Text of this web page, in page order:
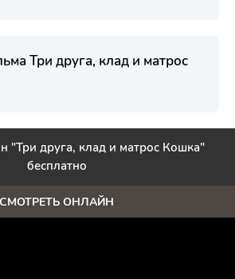
Три друга, клад и матрос
"Три друга, клад и матрос Кошка"
бесплатно
СМОТРЕТЬ ОНЛАЙН